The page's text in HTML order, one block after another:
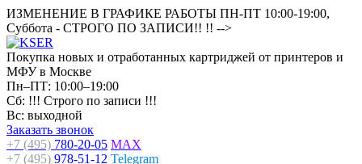
ИЗМЕНЕНИЕ В ГРАФИКЕ РАБОТЫ ПН-ПТ 10:00-19:00,
Суббота - СТРОГО ПО ЗАПИСИ!! !! -->
Покупка новых и отработанных картриджей от принтеров и
МФУ в Москве
Пн–ПТ: 10:00–19:00
Сб: !!! Строго по записи !!!
Вс: выходной
Заказать звонок
+7 (495) 780-20-05 MAX
+7 (495) 978-51-12 Telegram